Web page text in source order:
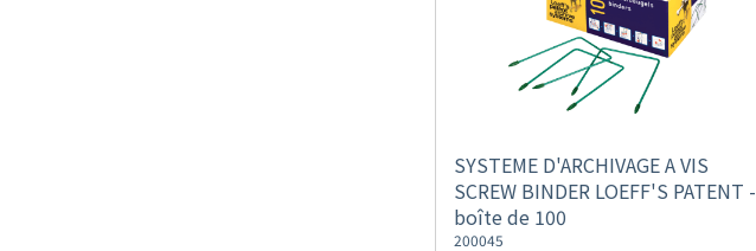
SYSTEME D'ARCHIVAGE A VIS
SCREW BINDER LOEFF'S PATENT -
boîte de 100
200045